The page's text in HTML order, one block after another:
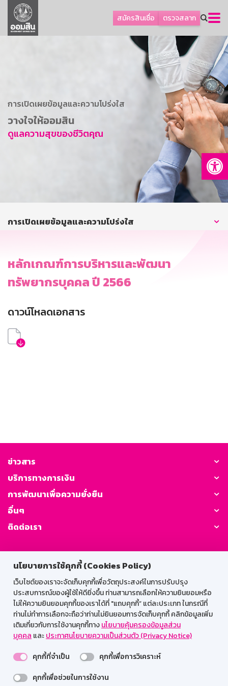
นโยบายการใช้คุกกี้ (Cookies Policy)
เว็บไซต์ของเราจะจัดเก็บคุกกี้เพื่อวัตถุประสงค์ในการปรับปรุง
ประสบการณ์ของผู้ใช้ให้ดียิ่งขึ้น ท่านสามารถเลือกให้ความยินยอมหรือ
ไม่ให้ความยินยอมคุกกี้ของเราได้ที่ "แถบคุกกี้” แต่ละประเภท ในกรณีที่
ท่านไม่ทำการเลือกจะถือว่าท่านไม่ยินยอมการจัดเก็บคุกกี้ คลิกข้อมูลเพิ่ม
เติมเกี่ยวกับการใช้งานคุกกี้ทางนโยบายคุ้มครองข้อมูลส่วน
บุคคล และประกาศนโยบายความเป็นส่วนตัว (Privacy Notice)
คุกกี้ที่จำเป็น
คุกกี้เพื่อการวิเคราะห์
คุกกี้เพื่อช่วยในการใช้งาน
สมัครสินเชื่อ ตรวจสลาก
ลูกค้าธุรกิจ
ลูกค้าผู้ประกอบรายย่อย
การพัฒนาที่ยั่งยืน
ข่าวสาร
บริการทางการเงิน
TH
EN
GSB Society
การเปิดเผยข้อมูลและความโปร่งใส
วางใจให้ออมสิน
ดูแลความสุขของชีวิตคุณ
การเปิดเผยข้อมูลและความโปร่งใส
หลักเกณฑ์การบริหารและพัฒนา
ทรัพยากรบุคคล ปี 2566
ดาวน์โหลดเอกสาร
ข่าวสาร
บริการทางการเงิน
การพัฒนาเพื่อความยั่งยืน
อื่นๆ
ติดต่อเรา
GSB Society:
สำหรับพนักงาน
Web HR
GSB Wisdom
M-Search
เข้าสู่ระบบเน็ตเมล
รองรับการใช้งานได้ดีบนเว็บบราวเซอร์